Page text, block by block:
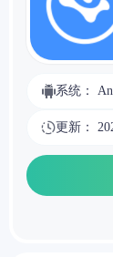
系统：
更新：